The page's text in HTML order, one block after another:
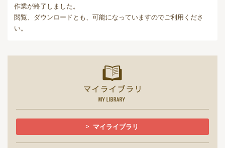
作業が終了しました。
閲覧、ダウンロードとも、可能になっていますのでご利用くださ
い。
マイライブラリ